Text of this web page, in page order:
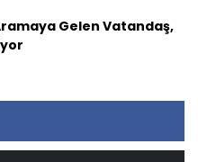
Gelen Vatandaş,